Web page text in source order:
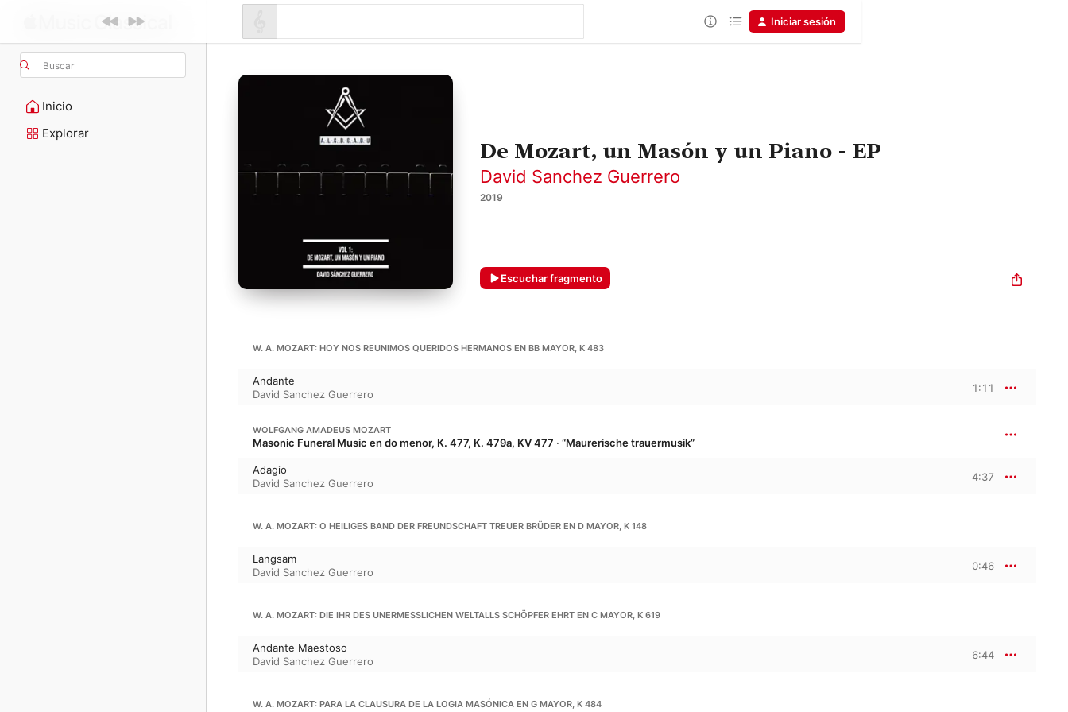
Buscar
Inicio
Explorar
Iniciar sesión
De Mozart, un Masón y un Piano - EP
David Sanchez Guerrero
2019
Escuchar fragmento
W. A. MOZART: HOY NOS REUNIMOS QUERIDOS HERMANOS EN BB MAYOR, K 483
Andante
David Sanchez Guerrero
1:11
WOLFGANG AMADEUS MOZART
Masonic Funeral Music en do menor, K. 477, K. 479a, KV 477 · “Maurerische trauermusik”
Adagio
David Sanchez Guerrero
4:37
W. A. MOZART: O HEILIGES BAND DER FREUNDSCHAFT TREUER BRÜDER EN D MAYOR, K 148
Langsam
David Sanchez Guerrero
0:46
W. A. MOZART: DIE IHR DES UNERMESSLICHEN WELTALLS SCHÖPFER EHRT EN C MAYOR, K 619
Andante Maestoso
David Sanchez Guerrero
6:44
W. A. MOZART: PARA LA CLAUSURA DE LA LOGIA MASÓNICA EN G MAYOR, K 484